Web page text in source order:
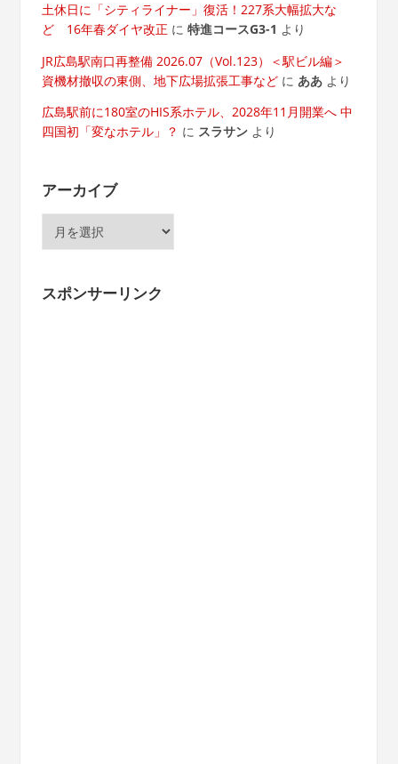
土休日に「シティライナー」復活！227系大幅拡大な
ど 16年春ダイヤ改正 に 特進コースG3-1 より
JR広島駅南口再整備 2026.07（Vol.123）＜駅ビル編＞
資機材撤収の東側、地下広場拡張工事などに ああより
広島駅前に180室のHIS系ホテル、2028年11月開業へ 中
四国初「変なホテル」？ に スラサンより
アーカイブ
ブ
スポンサーリンク